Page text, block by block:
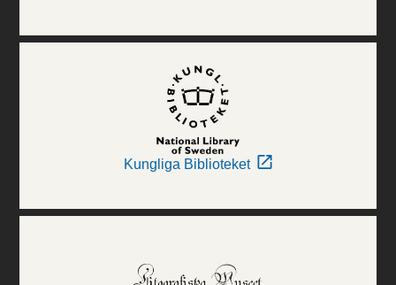
Kungliga Biblioteket